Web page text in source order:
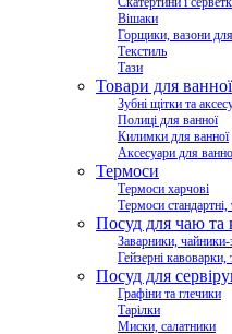
Вішаки
Горщики, вазони для
Текстиль
Тази
Товари для ванної
Зубні щітки та
Полиці для ванної
Килимки для ванної
Аксесуари для
Термоси
Термоси харчові
Термоси стандартні,
Посуд для чаю та
Заварники,
Гейзерні кавоварки,
Посуд для
Графіни та глечики
Тарілки
Миски, салатники